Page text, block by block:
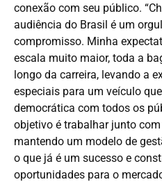
conexão com seu público.
audiência do Brasil é um
compromisso. Minha
escala muito maior, toda a
longo da carreira, levando a
especiais para um veículo
democrática com todos os
objetivo é trabalhar junto
mantendo um modelo de
o que já é um sucesso e
oportunidades para o